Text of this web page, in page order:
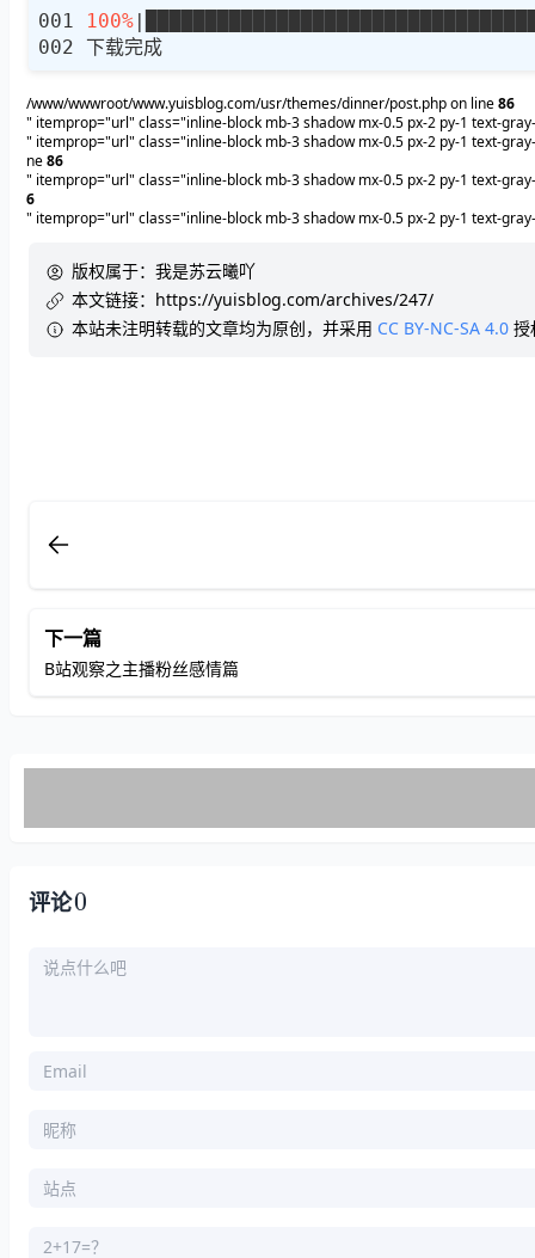
100%
/www/wwwroot/www.yuisblog.com/usr/themes/dinner/post.php on line86
" itemprop="url" class="inline-block mb-3 shadow mx-0.5 px-2 py-1 text-
" itemprop="url" class="inline-block mb-3 shadow mx-0.5 px-2 py-1 text-
ne86
" itemprop="url" class="inline-block mb-3 shadow mx-0.5 px-2 py-1 text-
6
" itemprop="url" class="inline-block mb-3 shadow mx-0.5 px-2 py-1 text-
版权属于： 我是苏云曦吖
本文链接： https://yuisblog.com/archives/247/
本站未注明转载的文章均为原创，并采用 CC BY-NC-SA 4.0 授
下一篇
B站观察之主播粉丝感情篇
评论0